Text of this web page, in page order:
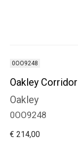
0OO9248
Oakley Corridor
Oakley
0OO9248
€ 214,00